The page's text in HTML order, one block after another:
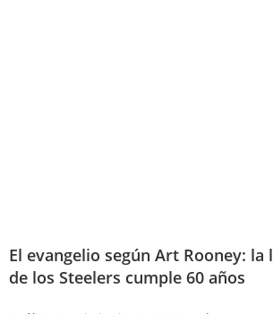
El evangelio según Art Rooney:
de los Steelers cumple 60 años